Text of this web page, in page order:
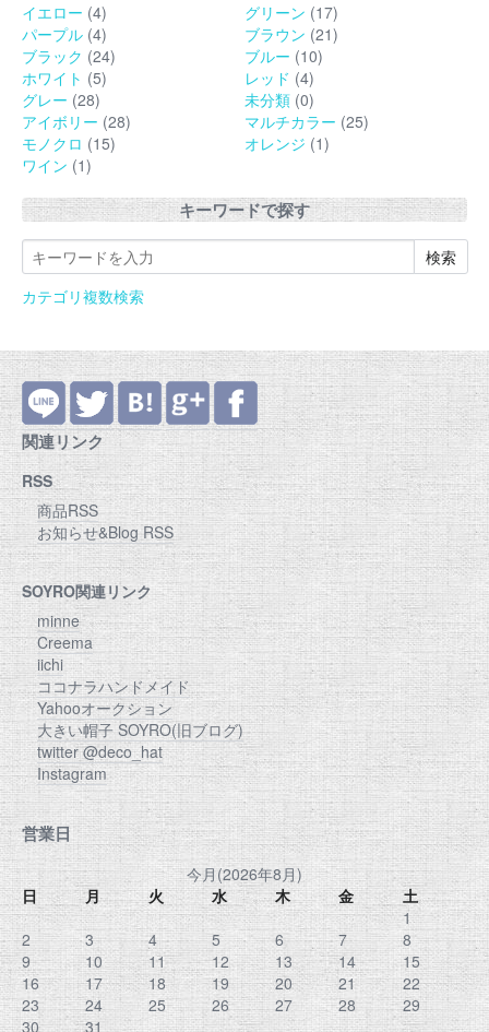
イエロー (4) グリーン (17)
パープル (4) ブラウン (21)
ブラック (24) ブルー (10)
ホワイト (5) レッド (4)
グレー (28) 未分類 (0)
アイボリー (28) マルチカラー (25)
モノクロ (15) オレンジ (1)
ワイン (1)
キーワードで探す
カテゴリ複数検索
関連リンク
RSS
商品RSS
お知らせ&Blog RSS
SOYRO関連リンク
minne
Creema
iichi
ココナラハンドメイド
Yahooオークション
大きい帽子 SOYRO(旧ブログ)
twitter @deco_hat
Instagram
営業日
今月(2026年8月)
日
月 火 水 木 金
土
1
2
3 4 5 6 7
8
9
10 11 12 13 14
15
16
17 18 19 20 21
22
23
24 25 26 27 28
29
30
31